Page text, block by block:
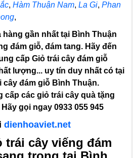
,Hàm Thuận Nam,La Gi,Phan
,
hàng gần nhất tại Bình Thuận
đám giỗ, đám tang. Hãy đến
cấp Giỏ trái cây đám giỗ
lượng... uy tín duy nhất có tại
cây đám giỗ Bình Thuận.
cấp các giỏ trái cây quà tặng
gọi ngay 0933 055 945
dienhoaviet.net
trái cây viếng đám